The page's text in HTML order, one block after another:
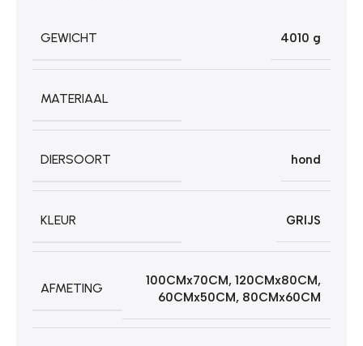
GEWICHT 4010 g
MATERIAAL
DIERSOORT hond
KLEUR GRIJS
AFMETING
100CMx70CM, 120CMx80CM,
60CMx50CM, 80CMx60CM